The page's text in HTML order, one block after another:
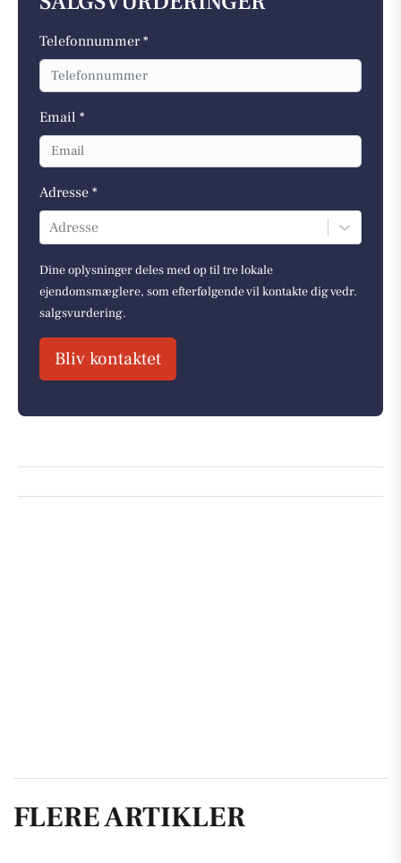
Telefonnummer *
Email *
Adresse *
Adresse
Dine oplysninger deles med op til tre lokale
ejendomsmæglere, som efterfølgende vil kontakte dig vedr.
salgsvurdering.
Bliv kontaktet
FLERE ARTIKLER